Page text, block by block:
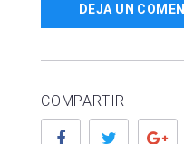
DEJA UN
COMPARTIR
Facebook Twitter